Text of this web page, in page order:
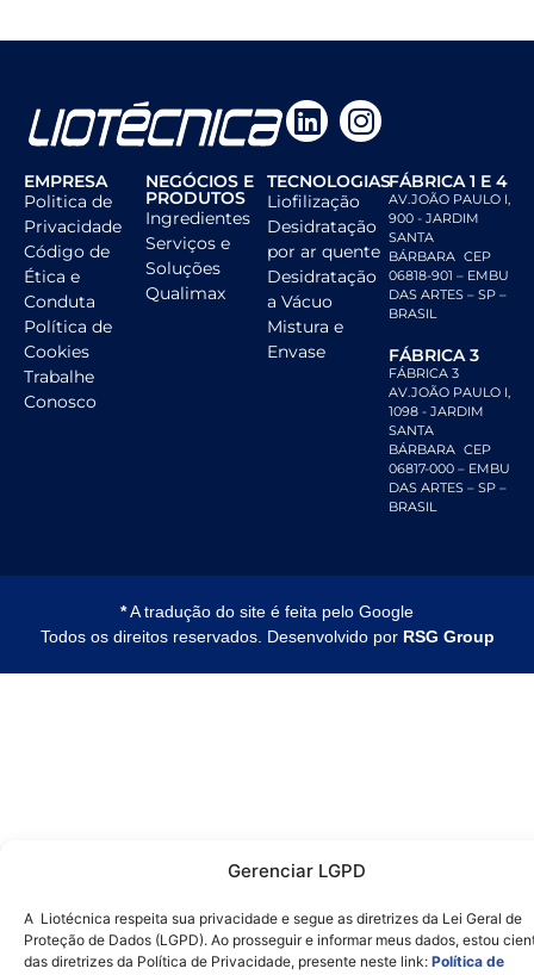
Gerenciar LGPD
A Liotécnica respeita sua privacidade e segue as diretrizes da Lei Geral de
Proteção de Dados (LGPD). Ao prosseguir e informar meus dados, estou
das diretrizes da Política de Privacidade, presente neste link: Política de
EMPRESA
Politica de
Privacidade
Código de
Ética e
Conduta
Política de
Cookies
Trabalhe
Conosco
NEGÓCIOS E
PRODUTOS
Ingredientes
Serviços e
Soluções
Qualimax
TECNOLOGIAS
Liofilização
Desidratação
por ar quente
Desidratação
a Vácuo
Mistura e
Envase
FÁBRICA 1 E 4
AV.JOÃO PAULO I,
900 - JARDIM
SANTA
BÁRBARA CEP
06818-901 – EMBU
DAS ARTES – SP –
BRASIL
FÁBRICA 3
FÁBRICA 3
AV.JOÃO PAULO I,
1098 - JARDIM
SANTA
BÁRBARA CEP
06817-000 – EMBU
DAS ARTES – SP –
BRASIL
Todos os direitos reservados. Desenvolvido por RSG Group
*A tradução do site é feita pelo Google